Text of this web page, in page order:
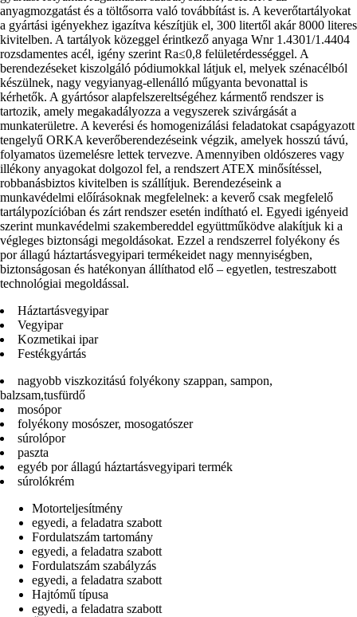
anyagmozgatást és a töltősorra való továbbítást is. A keverőtartályokat
a gyártási igényekhez igazítva készítjük el, 300 litertől akár 8000 literes
kivitelben. A tartályok közeggel érintkező anyaga Wnr 1.4301/1.4404
rozsdamentes acél, igény szerint Ra≤0,8 felületérdességgel. A
berendezéseket kiszolgáló pódiumokkal látjuk el, melyek szénacélból
készülnek, nagy vegyianyag-ellenálló műgyanta bevonattal is
kérhetők. A gyártósor alapfelszereltségéhez kármentő rendszer is
tartozik, amely megakadályozza a vegyszerek szivárgását a
munkaterületre. A keverési és homogenizálási feladatokat csapágyazott
tengelyű ORKA keverőberendezéseink végzik, amelyek hosszú távú,
folyamatos üzemelésre lettek tervezve. Amennyiben oldószeres vagy
illékony anyagokat dolgozol fel, a rendszert ATEX minősítéssel,
robbanásbiztos kivitelben is szállítjuk. Berendezéseink a
munkavédelmi előírásoknak megfelelnek: a keverő csak megfelelő
tartálypozícióban és zárt rendszer esetén indítható el. Egyedi igényeid
szerint munkavédelmi szakembereddel együttműködve alakítjuk ki a
végleges biztonsági megoldásokat. Ezzel a rendszerrel folyékony és
por állagú háztartásvegyipari termékeidet nagy mennyiségben,
biztonságosan és hatékonyan állíthatod elő – egyetlen, testreszabott
technológiai megoldással.
Háztartásvegyipar
Vegyipar
Kozmetikai ipar
Festékgyártás
nagyobb viszkozitású folyékony szappan, sampon,
balzsam,tusfürdő
mosópor
folyékony mosószer, mosogatószer
súrolópor
paszta
egyéb por állagú háztartásvegyipari termék
súrolókrém
Motorteljesítmény
egyedi, a feladatra szabott
Fordulatszám tartomány
egyedi, a feladatra szabott
Fordulatszám szabályzás
egyedi, a feladatra szabott
Hajtómű típusa
egyedi, a feladatra szabott